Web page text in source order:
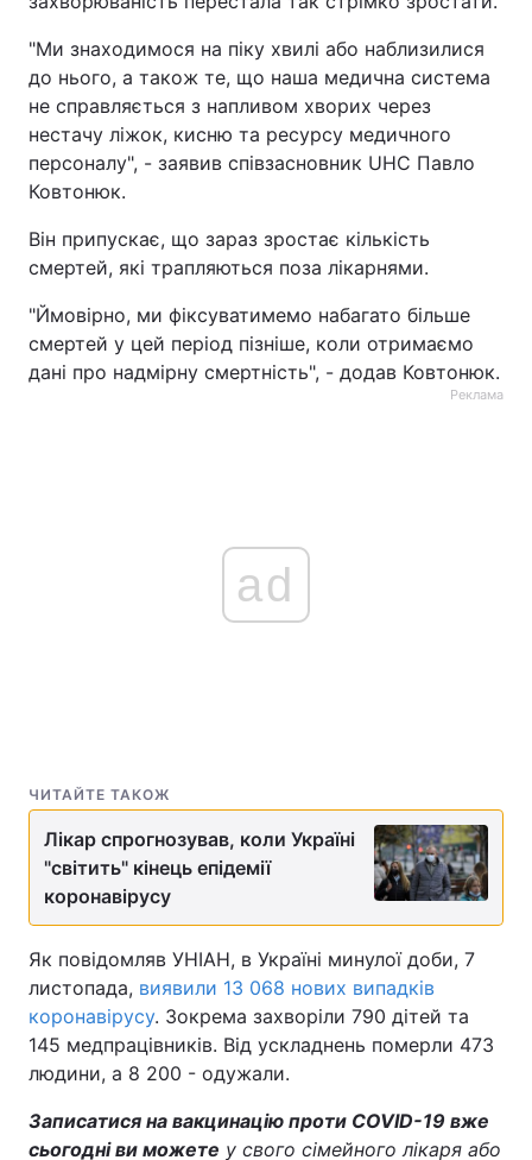
Тема оформлення
"Ми знаходимося на піку хвилі або наблизилися
до нього, а також те, що наша медична система
не справляється з напливом хворих через
нестачу ліжок, кисню та ресурсу медичного
персоналу", - заявив співзасновник UHC Павло
Ковтонюк.
Він припускає, що зараз зростає кількість
смертей, які трапляються поза лікарнями.
"Ймовірно, ми фіксуватимемо набагато більше
смертей у цей період пізніше, коли отримаємо
дані про надмірну смертність", - додав Ковтонюк.
Реклама
ad
ЧИТАЙТЕ ТАКОЖ
Лікар спрогнозував, коли Україні
"світить" кінець епідемії
коронавірусу
Як повідомляв УНІАН, в Україні минулої доби, 7
листопада, виявили 13 068 нових випадків
коронавірусу. Зокрема захворіли 790 дітей та
145 медпрацівників. Від ускладнень померли 473
людини, а 8 200 - одужали.
Записатися на вакцинацію проти COVID-19 вже
сьогодні ви можете у свого сімейного лікаря або